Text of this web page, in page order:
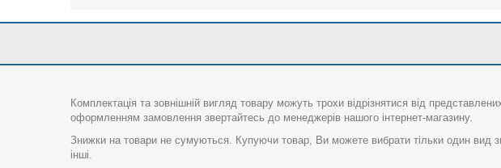
Комплектація та зовнішній вигляд товару можуть трохи відрізнятися від
оформленням замовлення звертайтесь до менеджерів нашого інтернет-магазину.
Знижки на товари не сумуються. Купуючи товар, Ви можете вибрати тільки один вид
інші.